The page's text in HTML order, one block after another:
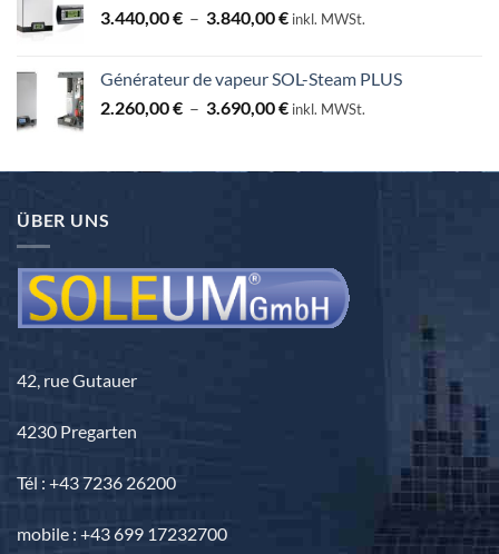
3.440,00€ – 3.840,00€Plage
3.440,00 €
à
inkl. MWSt.
Générateur de vapeur SOL-Steam PLUS
2.260,00€ – 3.690,00€Plage
2.260,00 €
inkl. MWSt.
ÜBER UNS
42, rue Gutauer
4230 Pregarten
Tél : +43 7236 26200
mobile : +43 699 17232700